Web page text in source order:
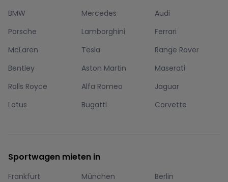
BMW Mercedes
Audi
Porsche
Lamborghini
Ferrari
McLaren
Tesla
Range Rover
Bentley
Aston Martin
Maserati
Rolls Royce
Alfa Romeo
Jaguar
Lotus
Bugatti Corvette
Sportwagen mieten in
Frankfurt München
Berlin